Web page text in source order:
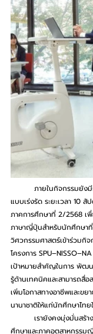
แบบเร่งรัด ระยะเวลา 10 สั
ภาคการศึกษาที่ 2/2568 เพื่
ภาษาญี่ปุ่นสำหรับนักศึกษา
วิศวกรรมศาสตร์เข้าร่วมกิ
โครงการ
เป้าหมายสำคัญในการ พัฒ
รู้ด้านเทคนิคและสามารถสื่
เพิ่มโอกาสทางอาชีพและขย
นานาชาติให้แก่นักศึกษาไท
เรายังคงมุ่งมั่นสร้
ศึกษาและภาคอุตสาหกรรม